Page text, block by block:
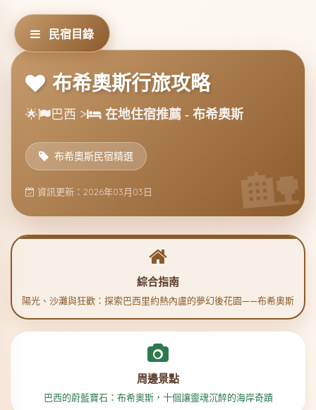
民宿目錄
布希奧斯行旅攻略
🌟 巴西 > 在地住宿推薦 - 布希奧斯
布希奧斯民宿精選
資訊更新：2026年03月03日
綜合指南
陽光、沙灘與狂歡：探索巴西里約熱內盧的夢幻後花園——布希奧斯
周邊景點
巴西的蔚藍寶石：布希奧斯，十個讓靈魂沉醉的海岸奇蹟